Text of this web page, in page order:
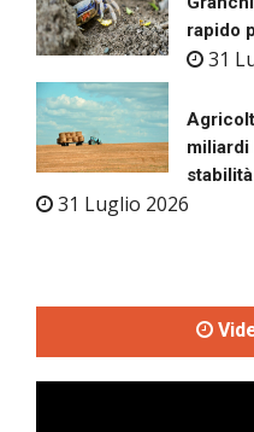
rapido
31
31 Luglio 2026